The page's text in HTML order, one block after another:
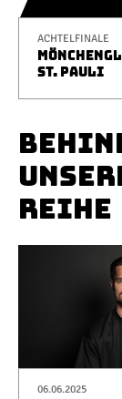
ACHTELFINALE
ST. PAULI
REIHE
06.06.2025